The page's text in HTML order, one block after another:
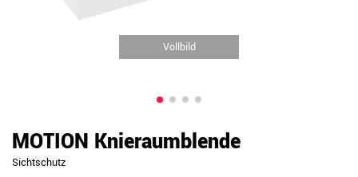
Vollbild
MOTION Knieraumblende
Sichtschutz